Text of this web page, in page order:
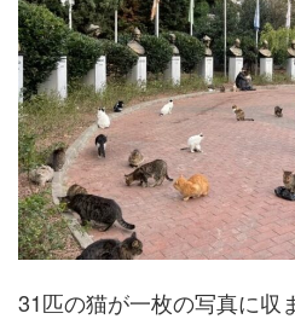
31匹の猫が一枚の写真に収